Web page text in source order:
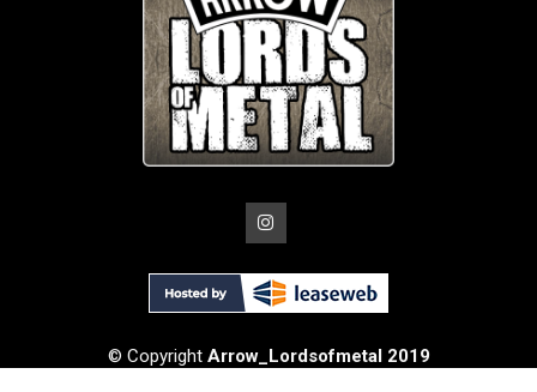
© Copyright Arrow_Lordsofmetal 2019